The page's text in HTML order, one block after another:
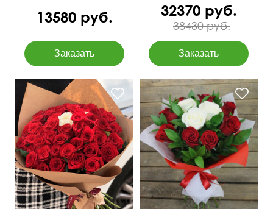
13580 руб. 32370 руб.
38430 руб.
Всегда в наличии
Двойной фетр
50 см
40 см